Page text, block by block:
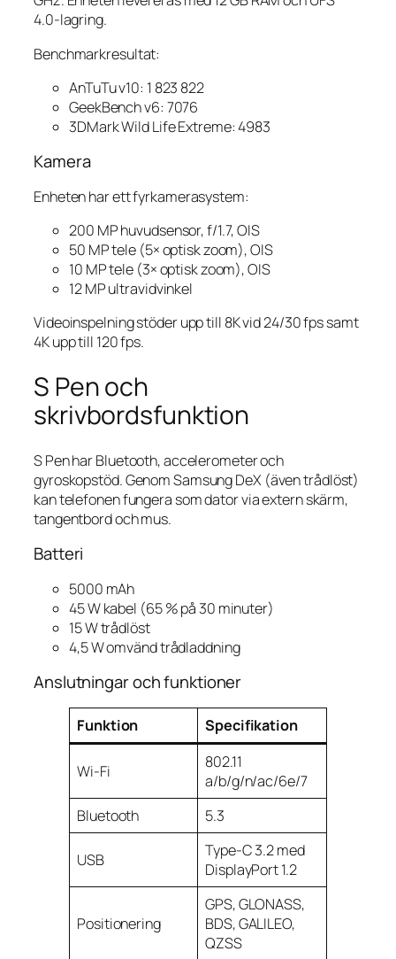
4.0-lagring.
Benchmarkresultat:
AnTuTu v10: 1 823 822
GeekBench v6: 7076
3DMark Wild Life Extreme: 4983
Kamera
Enheten har ett fyrkamerasystem:
200 MP huvudsensor, f/1.7, OIS
50 MP tele (5× optisk zoom), OIS
10 MP tele (3× optisk zoom), OIS
12 MP ultravidvinkel
Videoinspelning stöder upp till 8K vid 24/30 fps samt
4K upp till 120 fps.
S Pen och
skrivbordsfunktion
S Pen har Bluetooth, accelerometer och
gyroskopstöd. Genom Samsung DeX (även trådlöst)
kan telefonen fungera som dator via extern skärm,
tangentbord och mus.
Batteri
5000 mAh
45 W kabel (65 % på 30 minuter)
15 W trådlöst
4,5 W omvänd trådladdning
Anslutningar och funktioner
Funktion Specifikation
Wi-Fi
802.11
a/b/g/n/ac/6e/7
Bluetooth
5.3
USB
Type-C 3.2 med
DisplayPort 1.2
Positionering
GPS, GLONASS,
BDS, GALILEO,
QZSS